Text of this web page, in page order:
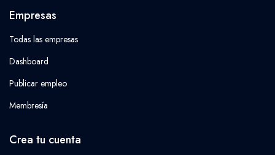
Empresas
Todas las empresas
Dashboard
Publicar empleo
Membresía
Crea tu cuenta